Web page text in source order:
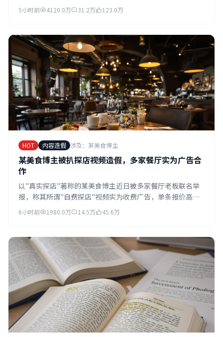
制欲极强，稍有不从就会动手"。该主播此前一直以"好男
5小时前 4120.0万 31.2万 123.0万
HOT 内容造假 涉及：某美食博主
某美食博主被扒探店视频造假，多家餐厅实为广告合
作
以"真实探店"著称的某美食博主近日被多家餐厅老板联名举
报，称其所谓"自费探店"视频实为收费广告，单条报价高达
15万元。更有餐厅曝光其从未到店，视频内容全靠摆拍完
6小时前 1980.0万 14.5万 45.6万